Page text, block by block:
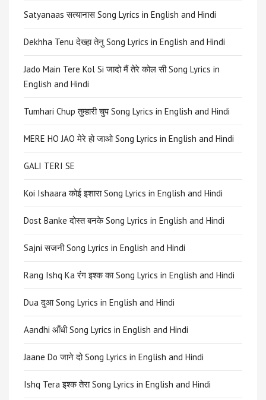
Satyanaas सत्यानास Song Lyrics in English and Hindi
Dekhha Tenu देख्हा तेनु Song Lyrics in English and Hindi
Jado Main Tere Kol Si जादो मैं तेरे कोल सी Song Lyrics in
English and Hindi
Tumhari Chup तुम्हारी चुप Song Lyrics in English and Hindi
MERE HO JAO मेरे हो जाओ Song Lyrics in English and Hindi
GALI TERI SE
Koi Ishaara कोई इशारा Song Lyrics in English and Hindi
Dost Banke दोस्त बनके Song Lyrics in English and Hindi
Sajni सजनी Song Lyrics in English and Hindi
Rang Ishq Ka रंग इश्क का Song Lyrics in English and Hindi
Dua दुआ Song Lyrics in English and Hindi
Aandhi आँधी Song Lyrics in English and Hindi
Jaane Do जाने दो Song Lyrics in English and Hindi
Ishq Tera इश्क तेरा Song Lyrics in English and Hindi